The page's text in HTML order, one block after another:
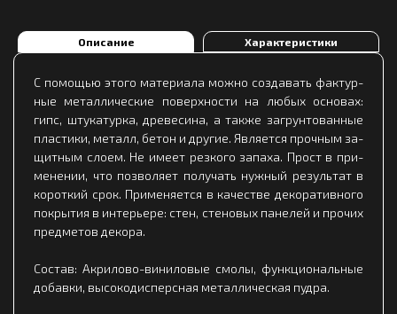
Описание Характеристики
С по­мощью это­го ма­те­ри­ала мож­но соз­да­вать фак­тур­
ные ме­тал­ли­чес­кие по­вер­хнос­ти на лю­бых ос­но­вах:
гипс, шту­ка­тур­ка, дре­ве­си­на, а так­же заг­рун­то­ван­ные
плас­ти­ки, ме­талл, бе­тон и дру­гие. Яв­ля­ет­ся проч­ным за­
щит­ным сло­ем. Не име­ет рез­ко­го за­па­ха. Прост в при­
ме­не­нии, что поз­во­ля­ет по­лу­чать нуж­ный ре­зуль­тат в
ко­рот­кий срок. При­ме­ня­ет­ся в ка­чес­тве де­ко­ра­тив­но­го
пок­ры­тия в ин­терь­ере: стен, сте­но­вых па­не­лей и про­чих
пред­ме­тов де­ко­ра.
Сос­тав: Ак­ри­ло­во-ви­ни­ло­вые смо­лы, фун­кци­ональ­ные
до­бав­ки, вы­со­ко­дис­пер­сная ме­тал­ли­чес­кая пуд­ра.